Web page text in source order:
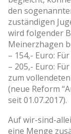
den
zuständigen
wird folgender
Meinerzhagen
– 154,- Euro:
– 205,- Euro:
zum
(neue Reform
seit 01.07.2017).
Auf wir-sind-
eine Menge